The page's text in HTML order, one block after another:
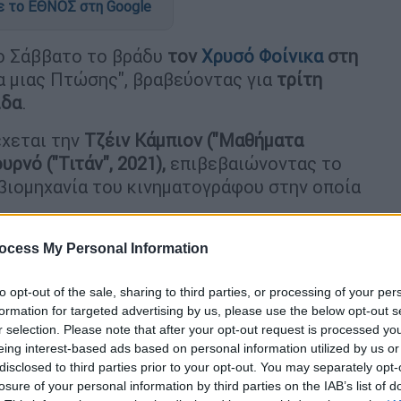
My Personal Information
opt-out of the sale, sharing to third parties, or processing of your
for targeted advertising by us, please use the below opt-out
selection. Please note that after your opt-out request is processed
interest-based ads based on personal information utilized by us
to third parties prior to your opt-out. You may separately
of your personal information by third parties on the IAB’s list of
το ΕΘΝΟΣ στη Google
Σάββατο το βράδυ τον Χρυσό Φοίνικαστη
μιας Πτώσης", βραβεύοντας για τρίτη
.
την Τζέιν Κάμπιον ("Μαθήματα
("Τιτάν", 2021), επιβεβαιώνοντας το
του κινηματογράφου στην οποία
κατήγγειλε έντονα τον τρόπο
με τρόπο σοκαριστικό" το κίνημα
συστήματος.
και περισσότερο χωρίς αναστολές,
εκτιμώντας ότι η εξουσία επιδίωκε
χωρίς την οποία (η Τριέ) δεν θα ήταν